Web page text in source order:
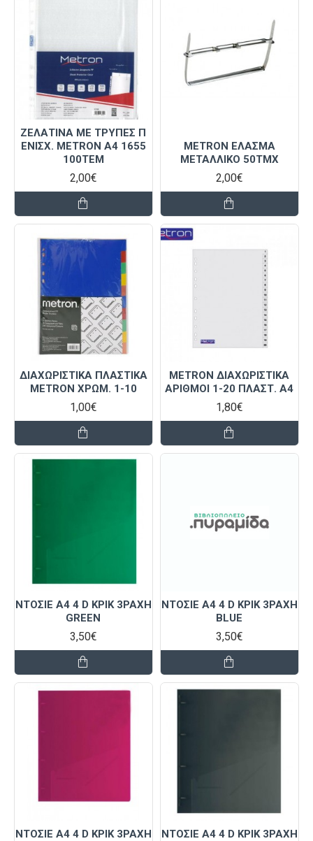
ΖΕΛΑΤΙΝΑ ΜΕ ΤΡΥΠΕΣ Π
ΕΝΙΣΧ. METRON A4 1655
100TEM
2,00€
METRON ΕΛΑΣΜΑ
ΜΕΤΑΛΛΙΚΟ 50ΤΜΧ
2,00€
ΔΙΑΧΩΡΙΣΤΙΚΑ ΠΛΑΣΤΙΚΑ
METRON ΧΡΩΜ. 1-10
1,00€
METRON ΔΙΑΧΩΡΙΣΤΙΚΑ
ΑΡΙΘΜΟΙ 1-20 ΠΛΑΣΤ. Α4
1,80€
ΝΤΟΣΙΕ Α4 4 D ΚΡΙΚ 3ΡΆΧΗ
GREEN
3,50€
ΝΤΟΣΙΕ Α4 4 D ΚΡΙΚ 3ΡΆΧΗ
BLUE
3,50€
ΝΤΟΣΙΕ Α4 4 D ΚΡΙΚ 3ΡΆΧΗ
ΝΤΟΣΙΕ Α4 4 D ΚΡΙΚ 3ΡΆΧΗ